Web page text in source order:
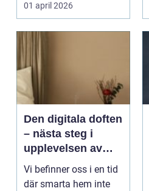
incheckning,
betalningar...
01 april 2026
Den digitala doften
– nästa steg i
upplevelsen av
smarta hem
Vi befinner oss i en tid
där smarta hem inte